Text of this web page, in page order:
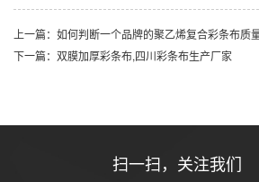
上一篇：如何判断一个品牌的聚乙烯复合彩条布质
下一篇：双膜加厚彩条布,四川彩条布生产厂家
扫一扫，关注我们